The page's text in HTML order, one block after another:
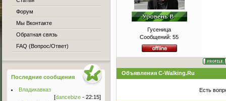
Гусеница
Сообщений: 55
Объявления C-Walking.Ru
Есть
Форум
Мы Вконтакте
Обратная связь
FAQ (Вопрос/Ответ)
Последние сообщения
Владикавказ
[dancebize - 22:15]